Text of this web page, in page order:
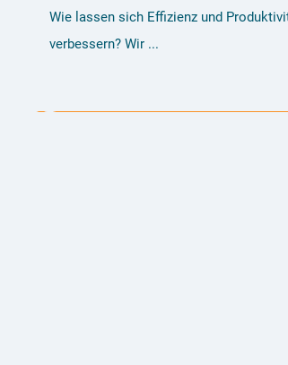
Wie lassen sich Effizienz und
verbessern? Wir ...